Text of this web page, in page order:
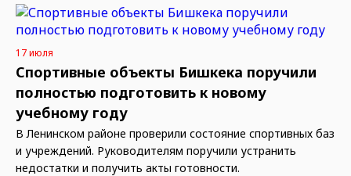
17 июля
Спортивные объекты Бишкека поручили
полностью подготовить к новому
учебному году
В Ленинском районе проверили состояние спортивных баз
и учреждений. Руководителям поручили устранить
недостатки и получить акты готовности.